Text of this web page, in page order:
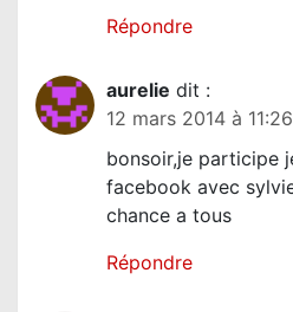
Répondre
aurelie dit :
12 mars 2014 à 11:26
bonsoir,je participe
facebook avec
chance a tous
Répondre